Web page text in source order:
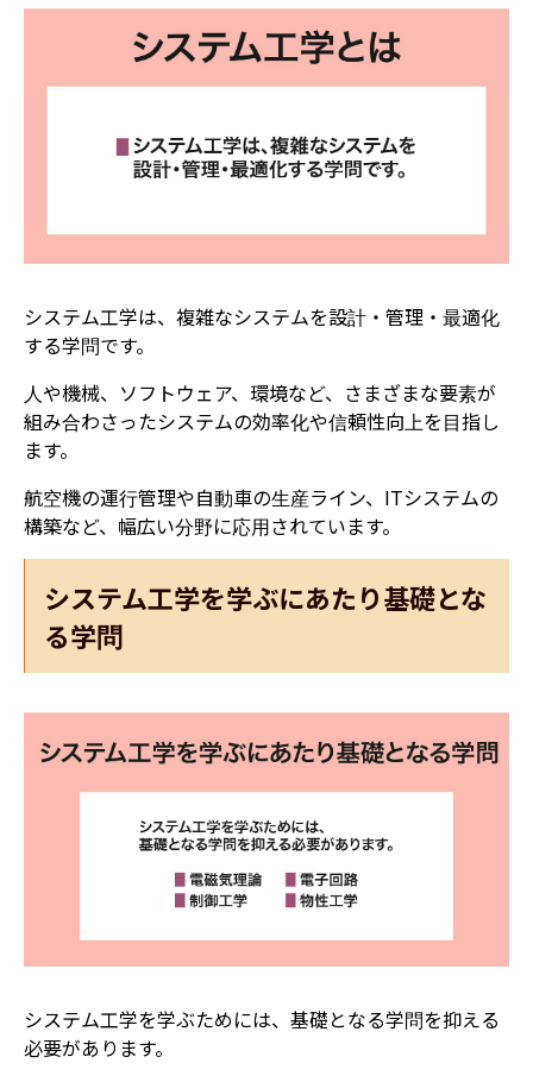
システム工学は、複雑なシステムを設計・管理・最適化
する学問です。
人や機械、ソフトウェア、環境など、さまざまな要素が
組み合わさったシステムの効率化や信頼性向上を目指し
ます。
航空機の運行管理や自動車の生産ライン、ITシステムの
構築など、幅広い分野に応用されています。
システム工学を学ぶにあたり基礎とな
る学問
システム工学を学ぶためには、基礎となる学問を抑える
必要があります。